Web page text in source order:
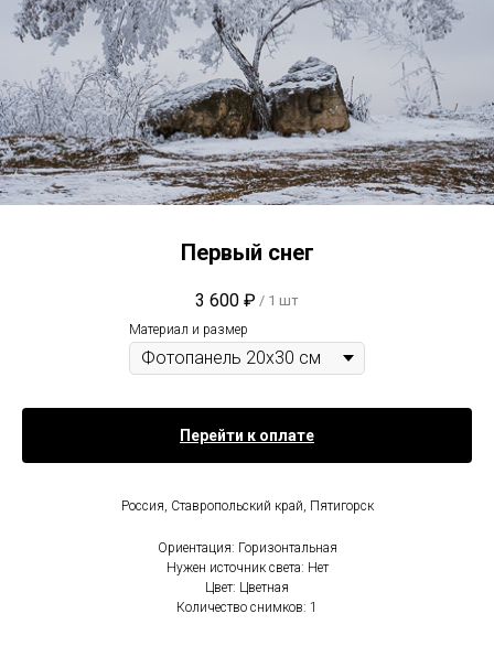
Первый снег
3 600 ₽ / 1 шт
Материал и размер
Перейти к оплате
Россия, Ставропольский край, Пятигорск
Ориентация: Горизонтальная
Нужен источник света: Нет
Цвет: Цветная
Количество снимков: 1